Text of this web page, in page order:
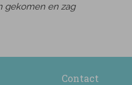
gekomen en zag
Contact